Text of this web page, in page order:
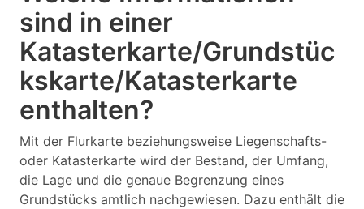
sind in einer
Katasterkarte/Grundstüc
kskarte/Katasterkarte
enthalten?
Mit der Flurkarte beziehungsweise Liegenschafts-
oder Katasterkarte wird der Bestand, der Umfang,
die Lage und die genaue Begrenzung eines
Grundstücks amtlich nachgewiesen. Dazu enthält die